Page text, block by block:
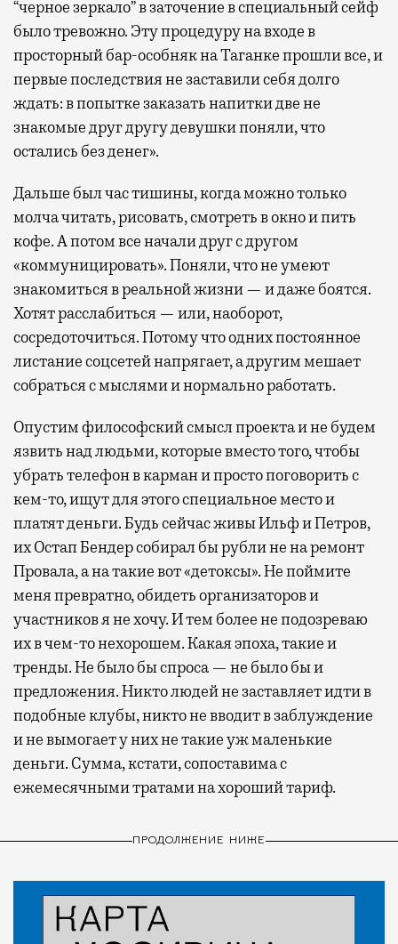
“черное зеркало” в заточение в специальный сейф
было тревожно. Эту процедуру на входе в
просторный бар-особняк на Таганке прошли все, и
первые последствия не заставили себя долго
ждать: в попытке заказать напитки две не
знакомые друг другу девушки поняли, что
остались без денег».
Дальше был час тишины, когда можно только
молча читать, рисовать, смотреть в окно и пить
кофе. А потом все начали друг с другом
«коммуницировать». Поняли, что не умеют
знакомиться в реальной жизни — и даже боятся.
Хотят расслабиться — или, наоборот,
сосредоточиться. Потому что одних постоянное
листание соцсетей напрягает, а другим мешает
собраться с мыслями и нормально работать.
Опустим философский смысл проекта и не будем
язвить над людьми, которые вместо того, чтобы
убрать телефон в карман и просто поговорить с
кем-то, ищут для этого специальное место и
платят деньги. Будь сейчас живы Ильф и Петров,
их Остап Бендер собирал бы рубли не на ремонт
Провала, а на такие вот «детоксы». Не поймите
меня превратно, обидеть организаторов и
участников я не хочу. И тем более не подозреваю
их в чем-то нехорошем. Какая эпоха, такие и
тренды. Не было бы спроса — не было бы и
предложения. Никто людей не заставляет идти в
подобные клубы, никто не вводит в заблуждение
и не вымогает у них не такие уж маленькие
деньги. Сумма, кстати, сопоставима с
ежемесячными тратами на хороший тариф.
ПРОДОЛЖЕНИЕ НИЖЕ